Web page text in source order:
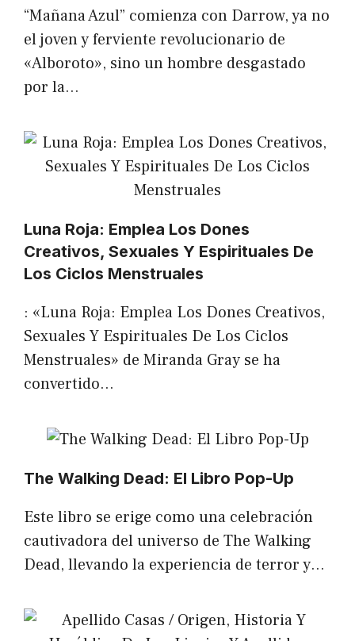
“Mañana Azul” comienza con Darrow, ya no
el joven y ferviente revolucionario de
«Alboroto», sino un hombre desgastado
por la…
Luna Roja: Emplea Los Dones
Creativos, Sexuales Y Espirituales De
Los Ciclos Menstruales
: «Luna Roja: Emplea Los Dones Creativos,
Sexuales Y Espirituales De Los Ciclos
Menstruales» de Miranda Gray se ha
convertido…
The Walking Dead: El Libro Pop-Up
Este libro se erige como una celebración
cautivadora del universo de The Walking
Dead, llevando la experiencia de terror y…